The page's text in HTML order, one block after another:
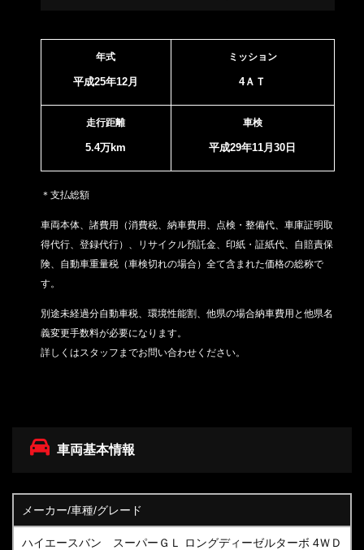
年式
平成25年12月
ミッション
4ＡＴ
走行距離
5.4万km
車検
平成29年11月30日
＊支払総額
車両本体、諸費用（消費税、納車費用、点検・整備代、車庫証明取
得代行、登録代行）、リサイクル預託金、印紙・証紙代、 自賠責保
険、自動車重量税（車検切れの場合） 全て含まれた価格の総称で
す。
別途未経過分自動車税、環境性能割、他県の場合納車費用と他県名
義変更手数料が必要になります。
詳しくはスタッフまでお問い合わせください。
車両基本情報
メーカー/車種/グレード
ハイエースバン スーパーＧＬ ロングディーゼルターボ 4ＷＤ